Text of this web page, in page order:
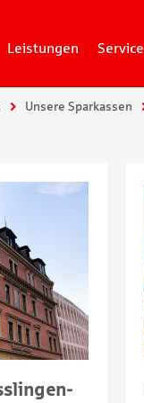
Leistungen Service
Unsere Sparkassen